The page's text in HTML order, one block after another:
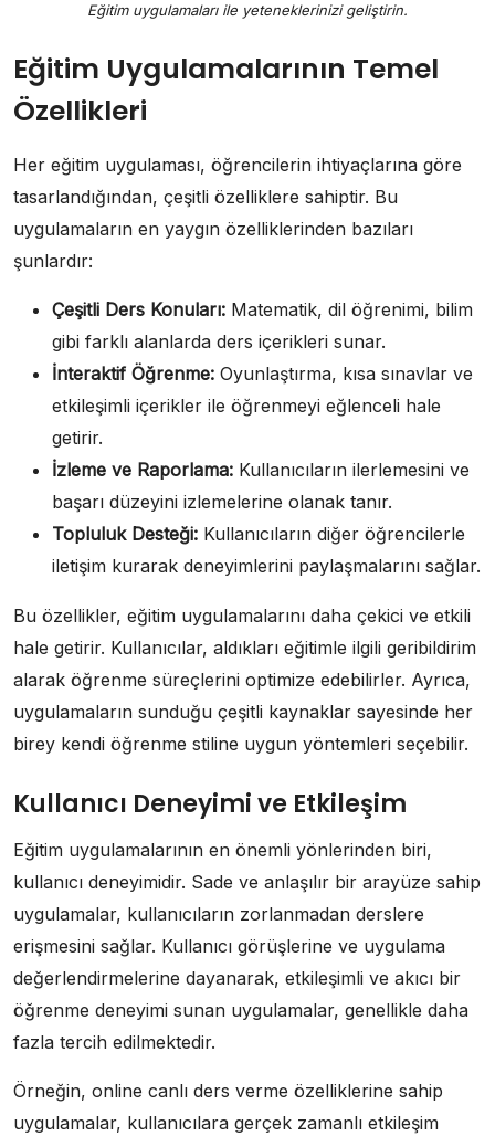
Eğitim uygulamaları ile yeteneklerinizi geliştirin.
Eğitim Uygulamalarının Temel
Özellikleri
Her eğitim uygulaması, öğrencilerin ihtiyaçlarına göre
tasarlandığından, çeşitli özelliklere sahiptir. Bu
uygulamaların en yaygın özelliklerinden bazıları
şunlardır:
Çeşitli Ders Konuları: Matematik, dil öğrenimi, bilim
gibi farklı alanlarda ders içerikleri sunar.
İnteraktif Öğrenme: Oyunlaştırma, kısa sınavlar ve
etkileşimli içerikler ile öğrenmeyi eğlenceli hale
getirir.
İzleme ve Raporlama: Kullanıcıların ilerlemesini ve
başarı düzeyini izlemelerine olanak tanır.
Topluluk Desteği: Kullanıcıların diğer öğrencilerle
iletişim kurarak deneyimlerini paylaşmalarını sağlar.
Bu özellikler, eğitim uygulamalarını daha çekici ve etkili
hale getirir. Kullanıcılar, aldıkları eğitimle ilgili geribildirim
alarak öğrenme süreçlerini optimize edebilirler. Ayrıca,
uygulamaların sunduğu çeşitli kaynaklar sayesinde her
birey kendi öğrenme stiline uygun yöntemleri seçebilir.
Kullanıcı Deneyimi ve Etkileşim
Eğitim uygulamalarının en önemli yönlerinden biri,
kullanıcı deneyimidir. Sade ve anlaşılır bir arayüze sahip
uygulamalar, kullanıcıların zorlanmadan derslere
erişmesini sağlar. Kullanıcı görüşlerine ve uygulama
değerlendirmelerine dayanarak, etkileşimli ve akıcı bir
öğrenme deneyimi sunan uygulamalar, genellikle daha
fazla tercih edilmektedir.
Örneğin, online canlı ders verme özelliklerine sahip
uygulamalar, kullanıcılara gerçek zamanlı etkileşim